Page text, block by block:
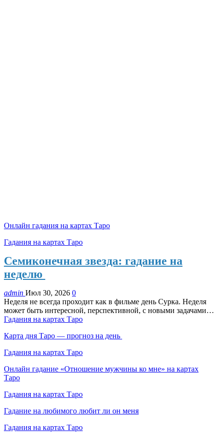
Онлайн гадания на картах Таро
Гадания на картах Таро
Семиконечная звезда: гадание на
неделю
admin Июл 30, 2026 0
Неделя не всегда проходит как в фильме день Сурка. Неделя
может быть интересной, перспективной, с новыми задачами…
Гадания на картах Таро
Карта дня Таро — прогноз на день
Гадания на картах Таро
Онлайн гадание «Отношение мужчины ко мне» на картах
Таро
Гадания на картах Таро
Гадание на любимого любит ли он меня
Гадания на картах Таро